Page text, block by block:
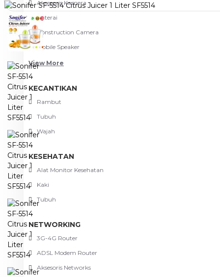
Aksesoris Kamera
Baterai
Construction Camera
Mobile Speaker
View More
KECANTIKAN
Rambut
Tubuh
Wajah
KESEHATAN
Alat Monitor Kesehatan
Kaki
Tubuh
NETWORKING
3G-4G Router
ADSL Modem Router
Aksesoris Networks